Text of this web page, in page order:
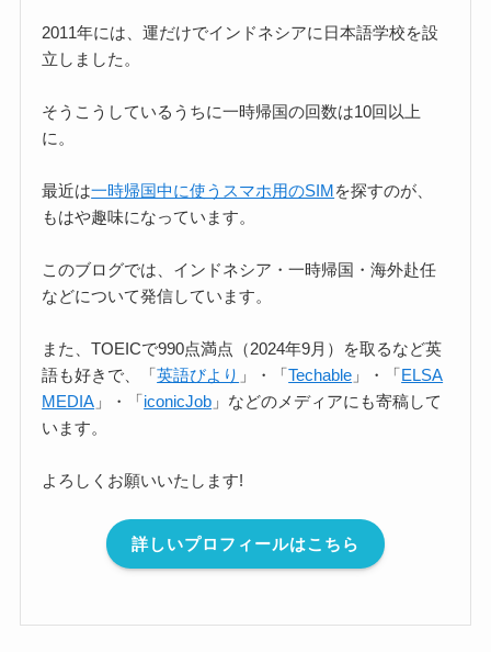
2011年には、運だけでインドネシアに日本語学校を設
立しました。
そうこうしているうちに一時帰国の回数は10回以上
に。
最近は一時帰国中に使うスマホ用のSIMを探すのが、
もはや趣味になっています。
このブログでは、インドネシア・一時帰国・海外赴任
などについて発信しています。
また、TOEICで990点満点（2024年9月）を取るなど英
語も好きで、「英語びより 」・「Techable 」・「ELSA
MEDIA 」・「iconicJob 」などのメディアにも寄稿して
います。
よろしくお願いいたします!
詳しいプロフィールはこちら